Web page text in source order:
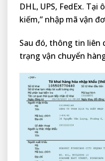
DHL, UPS, FedEx. Tại
kiếm,” nhập mã vận
Sau đó, thông tin liên
trạng vận chuyển